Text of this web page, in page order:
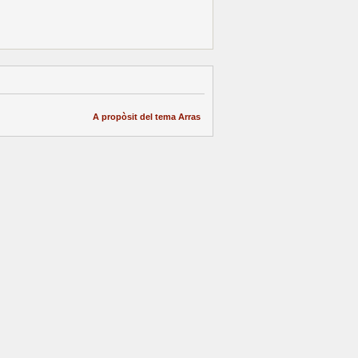
A propòsit del tema Arras